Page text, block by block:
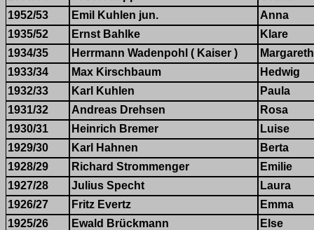
1952/53
Emil Kuhlen jun.
Anna
1935/52
Ernst Bahlke
Klare
1934/35
Herrmann Wadenpohl ( Kaiser )
1933/34
Max Kirschbaum
Hedwig
1932/33
Karl Kuhlen
Paula
1931/32
Andreas Drehsen
Rosa
1930/31
Heinrich Bremer
Luise
1929/30
Karl Hahnen
Berta
1928/29
Richard Strommenger
Emilie
1927/28
Julius Specht
Laura
1926/27
Fritz Evertz
Emma
1925/26
Ewald Brückmann
Else